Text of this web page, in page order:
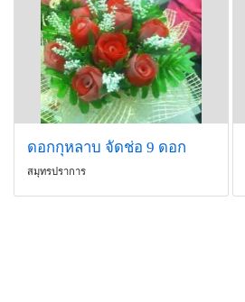
ดอกกุหลาบ จัดช่อ 9 ดอก
สมุทรปราการ